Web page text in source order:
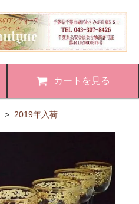
カートを見る
> 2019年入荷